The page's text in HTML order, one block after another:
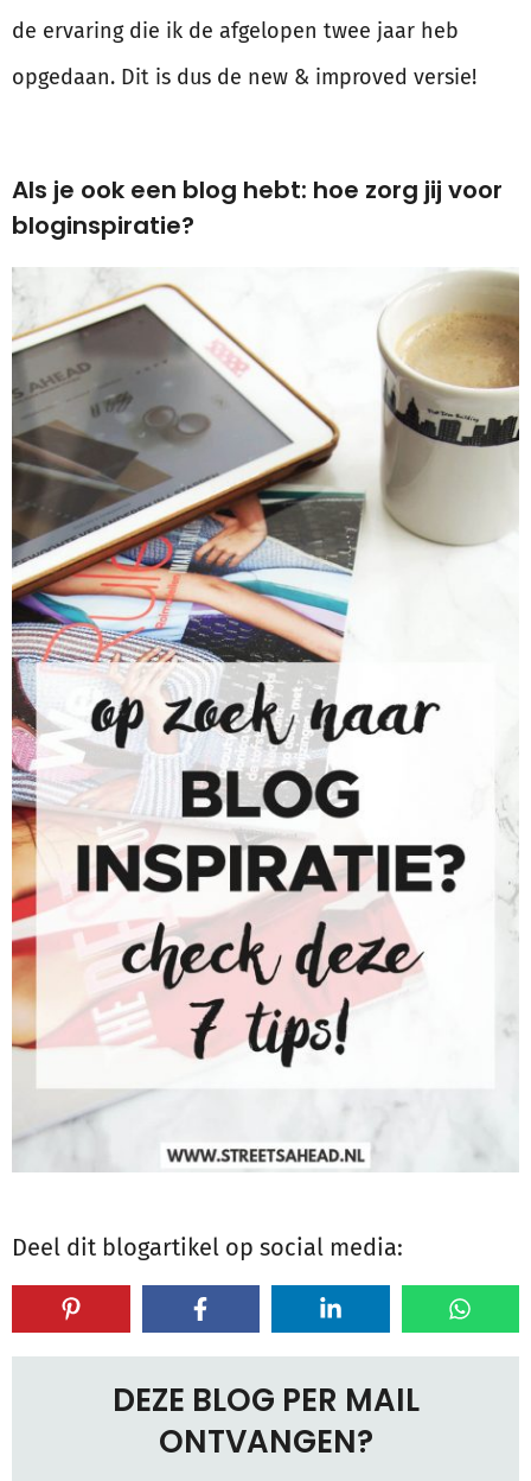
de ervaring die ik de afgelopen twee jaar heb
opgedaan. Dit is dus de new & improved versie!
Als je ook een blog hebt: hoe zorg jij voor
bloginspiratie?
Deel dit blogartikel op social media:
DEZE BLOG PER MAIL
ONTVANGEN?